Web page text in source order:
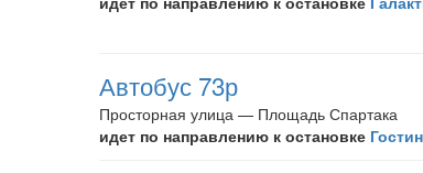
Автобус 73р
Просторная улица — Площадь Спартака
идет по направлению к остановке